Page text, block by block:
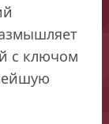
с ключом